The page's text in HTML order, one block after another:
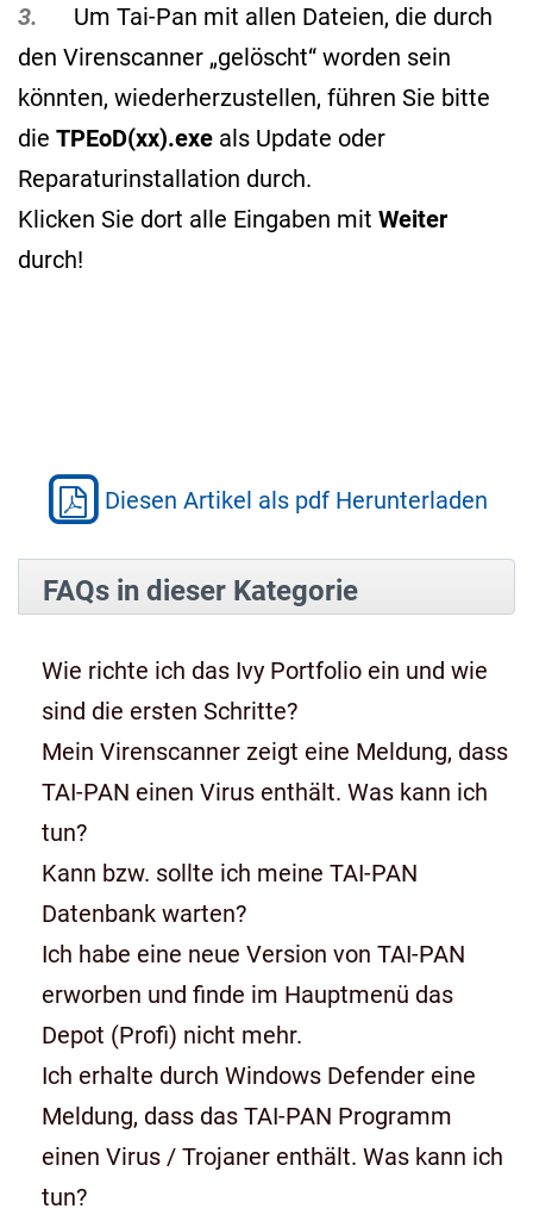
3. Um Tai-Pan mit allen Dateien, die durch
den Virenscanner „gelöscht“ worden sein
könnten, wiederherzustellen, führen Sie bitte
die TPEoD(xx).exe als Update oder
Reparaturinstallation durch.
Klicken Sie dort alle Eingaben mit Weiter
durch!
Diesen Artikel als pdf Herunterladen
FAQs in dieser Kategorie
Wie richte ich das Ivy Portfolio ein und wie
sind die ersten Schritte?
Mein Virenscanner zeigt eine Meldung, dass
TAI-PAN einen Virus enthält. Was kann ich
tun?
Kann bzw. sollte ich meine TAI-PAN
Datenbank warten?
Ich habe eine neue Version von TAI-PAN
erworben und finde im Hauptmenü das
Depot (Profi) nicht mehr.
Ich erhalte durch Windows Defender eine
Meldung, dass das TAI-PAN Programm
einen Virus / Trojaner enthält. Was kann ich
tun?